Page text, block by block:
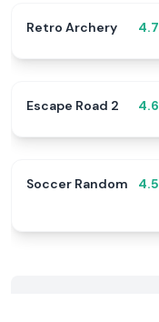
Retro Archery 4.7
Escape Road 2 4.6
Soccer Random 4.5